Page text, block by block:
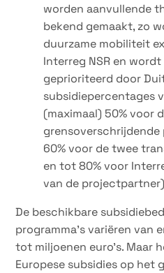
worden aanvullende
bekend gemaakt, zo
duurzame mobiliteit
Interreg NSR en
geprioriteerd door
subsidiepercentages
(maximaal) 50% voor
grensoverschrijdende
60% voor de twee
en tot 80% voor
van de
De beschikbare
programma’s variëren van
tot miljoenen euro’s. Maar
Europese subsidies op het